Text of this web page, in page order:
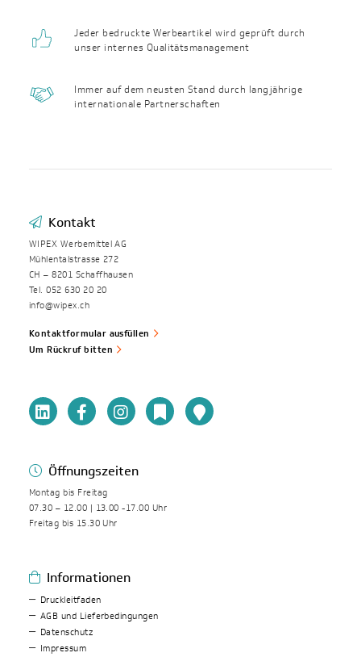
Jeder bedruckte Werbeartikel wird geprüft durch
unser internes Qualitäts­management
Immer auf dem neusten Stand durch langjährige
internationale Partnerschaften
Kontakt
WIPEX Werbemittel AG
Mühlentalstrasse 272
CH – 8201 Schaffhausen
Tel. 052 630 20 20
info@wipex.ch
Kontaktformular ausfüllen
Um Rückruf bitten
Öffnungszeiten
Montag bis Freitag
07.30 – 12.00 | 13.00 -17.00 Uhr
Freitag bis 15.30 Uhr
Informationen
Druckleitfaden
AGB und Lieferbedingungen
Datenschutz
Impressum